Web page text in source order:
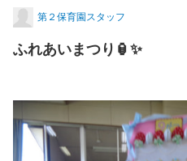
第２保育園スタッフ
ふれあいまつり🏮✨